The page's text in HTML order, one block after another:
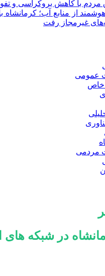
مردم با کاهش بروکراسی و
از منابع آب؛ کرمانشاه
غیرمجاز رفت
عمومی
خاص
مردمی
در شبکه های